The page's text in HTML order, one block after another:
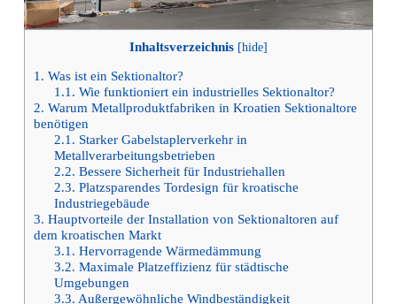
Inhaltsverzeichnis [hide]
1. Was ist ein Sektionaltor?
1.1. Wie funktioniert ein industrielles Sektionaltor?
2. Warum Metallproduktfabriken in Kroatien Sektionaltore
benötigen
2.1. Starker Gabelstaplerverkehr in
Metallverarbeitungsbetrieben
2.2. Bessere Sicherheit für Industriehallen
2.3. Platzsparendes Tordesign für kroatische
Industriegebäude
3. Hauptvorteile der Installation von Sektionaltoren auf
dem kroatischen Markt
3.1. Hervorragende Wärmedämmung
3.2. Maximale Platzeffizienz für städtische
Umgebungen
3.3. Außergewöhnliche Windbeständigkeit